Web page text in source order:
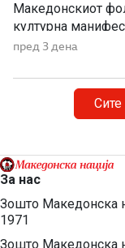
Македонскиот
културна
Македонците од
Фестивалот ќе
македонско
пред 3 дена
За нас
Зошто Македонска
1971
Зошто Македонска